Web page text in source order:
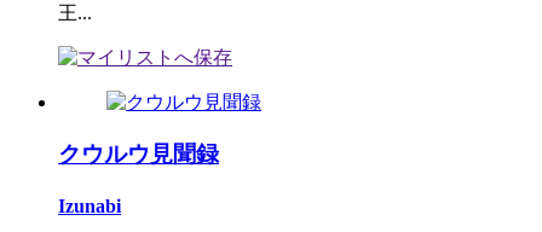
王...
クウルウ見聞録
Izunabi